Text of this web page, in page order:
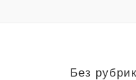
Без